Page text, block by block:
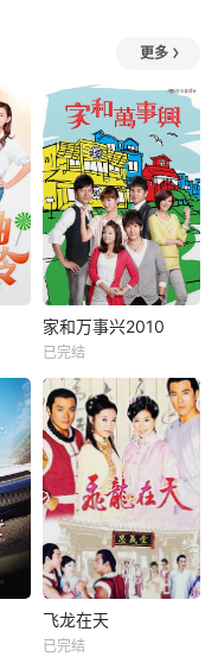
更多
家和万事兴2010
已完结
飞龙在天
已完结